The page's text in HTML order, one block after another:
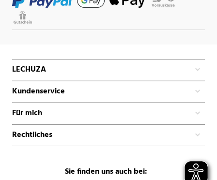
LECHUZA
Kundenservice
Für mich
Rechtliches
Sie finden uns auch bei: